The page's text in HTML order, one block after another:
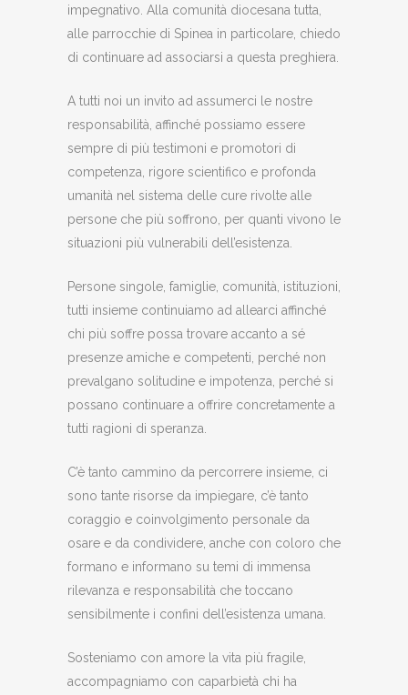
impegnativo. Alla comunità diocesana tutta,
alle parrocchie di Spinea in particolare, chiedo
di continuare ad associarsi a questa preghiera.
A tutti noi un invito ad assumerci le nostre
responsabilità, affinché possiamo essere
sempre di più testimoni e promotori di
competenza, rigore scientifico e profonda
umanità nel sistema delle cure rivolte alle
persone che più soffrono, per quanti vivono le
situazioni più vulnerabili dell’esistenza.
Persone singole, famiglie, comunità, istituzioni,
tutti insieme continuiamo ad allearci affinché
chi più soffre possa trovare accanto a sé
presenze amiche e competenti, perché non
prevalgano solitudine e impotenza, perché si
possano continuare a offrire concretamente a
tutti ragioni di speranza.
C’è tanto cammino da percorrere insieme, ci
sono tante risorse da impiegare, c’è tanto
coraggio e coinvolgimento personale da
osare e da condividere, anche con coloro che
formano e informano su temi di immensa
rilevanza e responsabilità che toccano
sensibilmente i confini dell’esistenza umana.
Sosteniamo con amore la vita più fragile,
accompagniamo con caparbietà chi ha